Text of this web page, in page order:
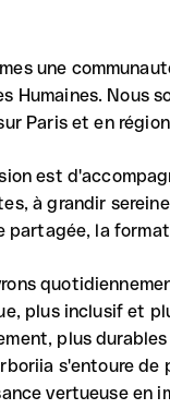
une
Humaines. Nous
Paris et en
est
à grandir
partagée, la
plus inclusif et
plus
s'entoure
vertueuse en